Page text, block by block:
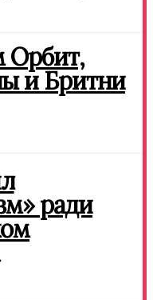
Орбит,
и Бритни
ради